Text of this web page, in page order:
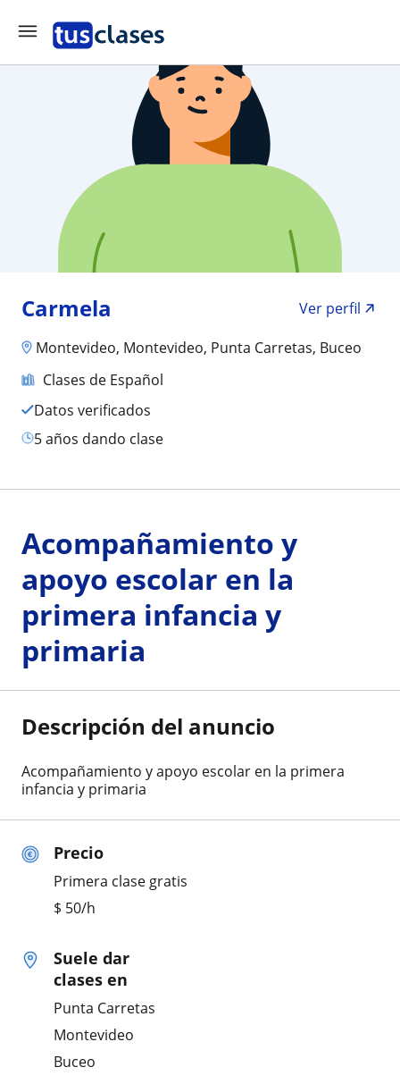
Carmela
Ver perfil
Montevideo, Montevideo, Punta Carretas, Buceo
Clases de Español
Datos verificados
5 años dando clase
Precio
Primera clase gratis
$ 50/h
Suele dar
clases en
Punta Carretas
Montevideo
Buceo
Acompañamiento y
apoyo escolar en la
primera infancia y
primaria
Descripción del anuncio
Acompañamiento y apoyo escolar en la primera
infancia y primaria